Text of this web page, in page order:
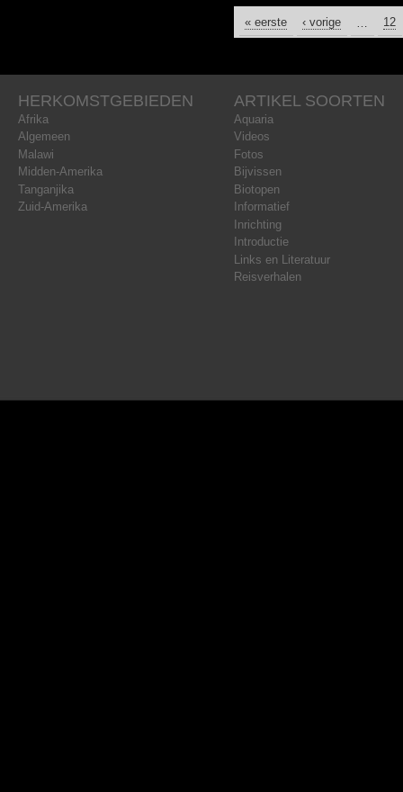
PAGINA'S
« eerste ‹ vorige 12
HERKOMSTGEBIEDEN
Afrika
Algemeen
Malawi
Midden-Amerika
Tanganjika
Zuid-Amerika
ARTIKEL SOORTEN
Aquaria
Videos
Fotos
Bijvissen
Biotopen
Informatief
Inrichting
Introductie
Links en Literatuur
Reisverhalen